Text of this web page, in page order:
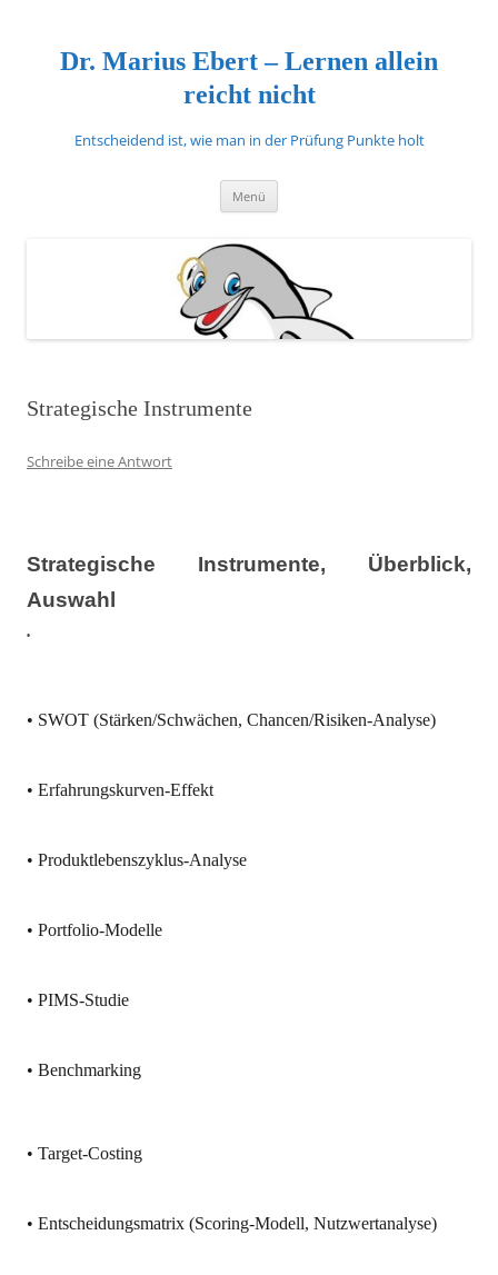
Dr. Marius Ebert – Lernen allein
reicht nicht
Entscheidend ist, wie man in der Prüfung Punkte holt
Menü
Strategische Instrumente
Schreibe eine Antwort
Strategische Instrumente, Überblick,
Auswahl
•
• SWOT (Stärken/Schwächen, Chancen/Risiken-Analyse)
• Erfahrungskurven-Effekt
• Produktlebenszyklus-Analyse
• Portfolio-Modelle
• PIMS-Studie
• Benchmarking
• Target-Costing
• Entscheidungsmatrix (Scoring-Modell, Nutzwertanalyse)